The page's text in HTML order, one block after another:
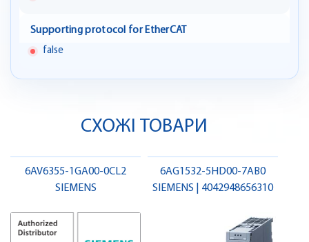
Supporting protocol for EtherCAT
false
СХОЖІ ТОВАРИ
6AV6355-1GA00-0CL2
SIEMENS
6AG1532-5HD00-7AB0
SIEMENS | 4042948656310